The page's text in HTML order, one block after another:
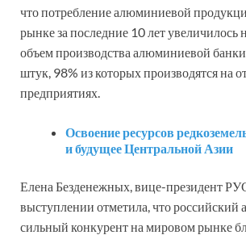
что потребление алюминиевой
рынке за последние 10 лет увеличилось
объем производства алюминиевой
штук, 98% из которых производятся на
предприятиях.
Освоение ресурсов
и будущее Центральной Азии
Елена Безденежных, вице-президент
выступлении отметила, что
сильный конкурент на мировом рынке